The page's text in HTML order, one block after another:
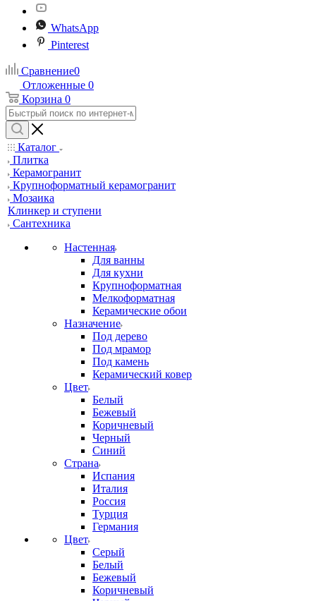
WhatsApp
Pinterest
Сравнение0
Отложенные 0
Корзина 0
Каталог
Плитка
Керамогранит
Крупноформатный керамогранит
Мозаика
Клинкер и ступени
Сантехника
Настенная
Для ванны
Для кухни
Крупноформатная
Мелкоформатная
Керамические обои
Назначение
Под дерево
Под мрамор
Под камень
Керамический ковер
Цвет
Белый
Бежевый
Коричневый
Черный
Синий
Страна
Испания
Италия
Россия
Турция
Германия
Цвет
Серый
Белый
Бежевый
Коричневый